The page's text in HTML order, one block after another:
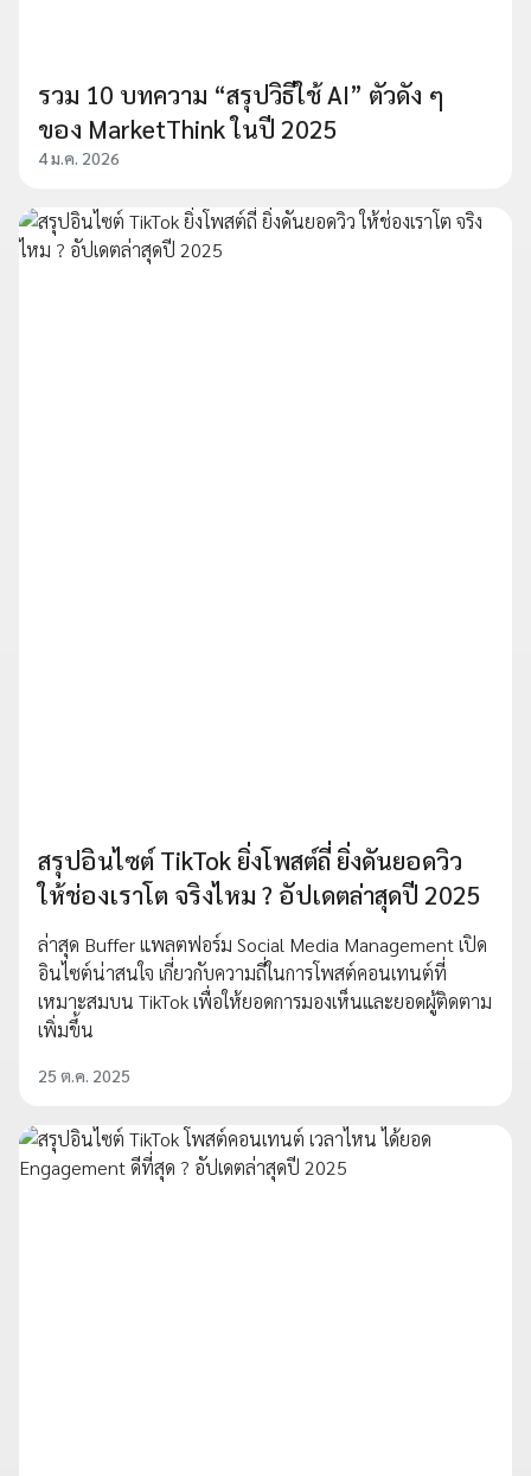
รวม 10 บทความ “สรุปวิธีใช้ AI” ตัวดัง ๆ
ของ MarketThink ในปี 2025
4 ม.ค. 2026
สรุปอินไซต์ TikTok ยิ่งโพสต์ถี่ ยิ่งดันยอดวิว
ให้ช่องเราโต จริงไหม ? อัปเดตล่าสุดปี 2025
ล่าสุด Buffer แพลตฟอร์ม Social Media Management เปิด
อินไซต์น่าสนใจ เกี่ยวกับความถี่ในการโพสต์คอนเทนต์ที่
เหมาะสมบน TikTok เพื่อให้ยอดการมองเห็นและยอดผู้ติดตาม
เพิ่มขึ้น
25 ต.ค. 2025